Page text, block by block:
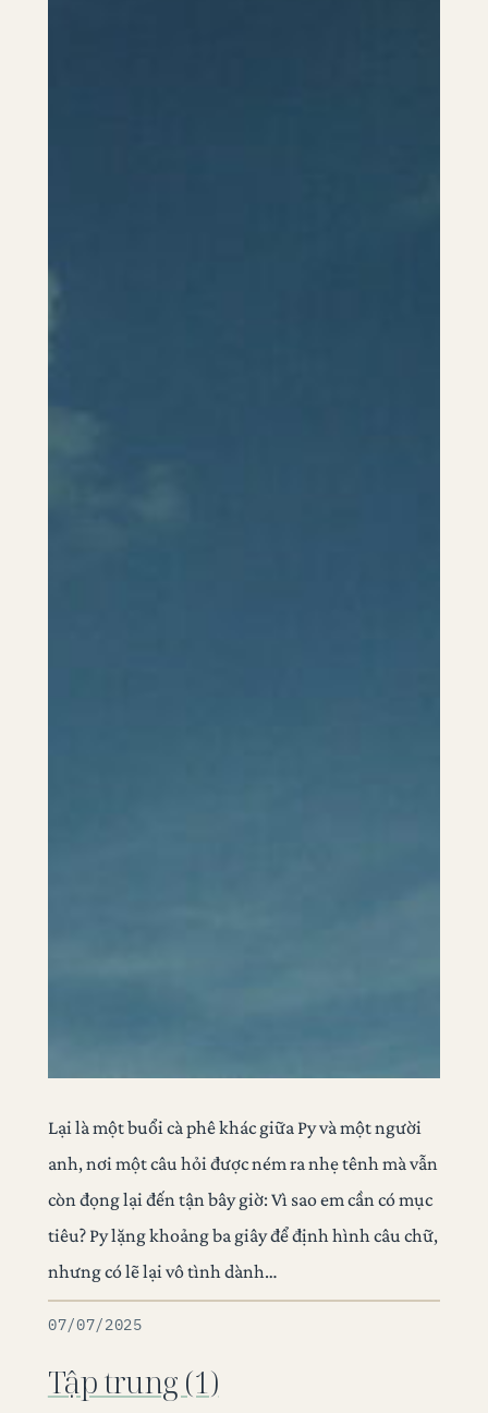
Lại là một buổi cà phê khác giữa Py và một người
anh, nơi một câu hỏi được ném ra nhẹ tênh mà vẫn
còn đọng lại đến tận bây giờ: Vì sao em cần có mục
tiêu? Py lặng khoảng ba giây để định hình câu chữ,
nhưng có lẽ lại vô tình dành…
07/07/2025
Tập trung (1)